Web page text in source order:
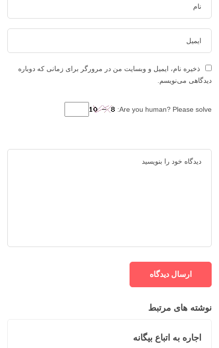
ذخیره نام، ایمیل و وبسایت من در مرورگر برای زمانی که دوباره
دیدگاهی می‌نویسم.
Are you human? Please solve:
نوشته های مرتبط
آموزش های حقوقی
اجاره به اتباع بیگانه